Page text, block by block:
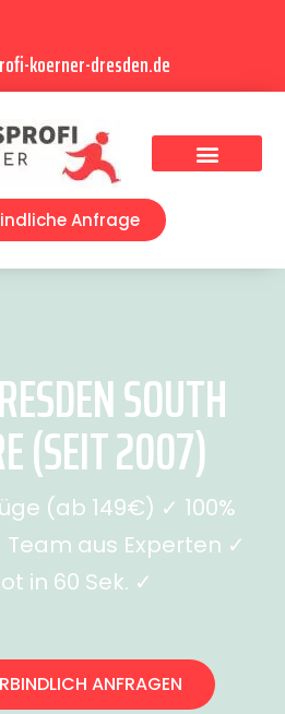
koerner-dresden.de
Anfrage
SOUTH
(SEIT 2007)
(ab 149€) ✓ 100%
aus Experten ✓
in 60 Sek. ✓
ANFRAGEN